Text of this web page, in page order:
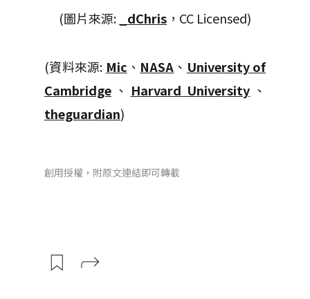
(圖片來源: _dChris ，CC Licensed)
(資料來源: Mic 、 NASA 、 University of
Cambridge 、 Harvard University 、
theguardian)
創用授權，附原文連結即可轉載